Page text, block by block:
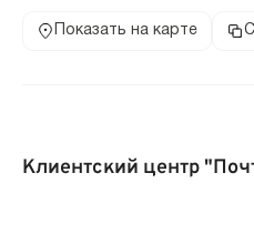
Показать на карте
Клиентский центр